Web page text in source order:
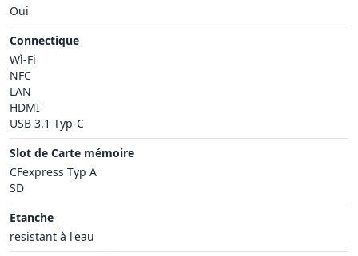
Oui
Connectique
Wì-Fi
NFC
LAN
HDMI
USB 3.1 Typ-C
Slot de Carte mémoire
CFexpress Typ A
SD
Etanche
resistant à l'eau